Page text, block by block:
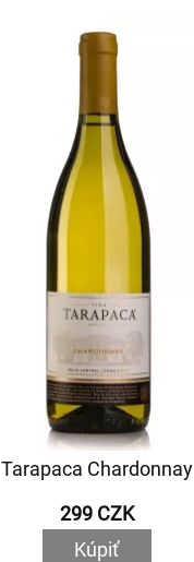
Tarapaca Chardonnay
299 CZK
Kúpiť